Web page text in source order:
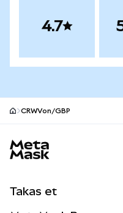
4.7
CRWVon/GBP
Takas et